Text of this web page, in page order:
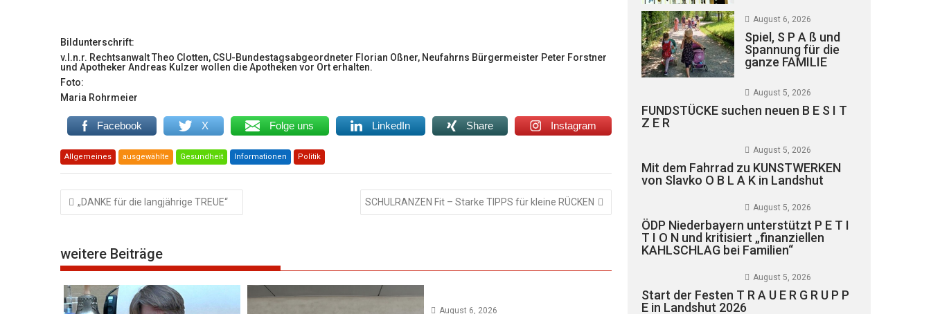
Bildunterschrift:
v.l.n.r. Rechtsanwalt Theo Clotten, CSU-Bundestagsabgeordneter Florian Oßner, Neufahrns Bürgermeister Peter Forstner
und Apotheker Andreas Kulzer wollen die Apotheken vor Ort erhalten.
Foto:
Maria Rohrmeier
Facebook X Folge uns LinkedIn Share Instagram
Allgemeines ausgewählte Gesundheit Informationen Politik
Beitragsnavigation
„DANKE für die langjährige TREUE“ SCHULRANZEN Fit – Starke TIPPS für kleine RÜCKEN
weitere Beiträge
August 6, 2026
August 6, 2026
Spiel, S P A ß und
Spannung für die
ganze FAMILIE
August 5, 2026
FUNDSTÜCKE suchen neuen B E S I T
Z E R
August 5, 2026
Mit dem Fahrrad zu KUNSTWERKEN
von Slavko O B L A K in Landshut
August 5, 2026
ÖDP Niederbayern unterstützt P E T I
T I O N und kritisiert „finanziellen
KAHLSCHLAG bei Familien“
August 5, 2026
Start der Festen T R A U E R G R U P P
E in Landshut 2026